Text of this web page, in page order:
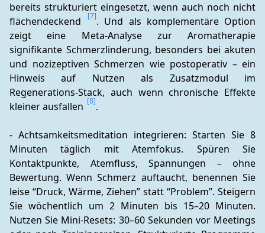
bereits strukturiert eingesetzt, wenn auch noch nicht
flächendeckend
[7]. Und als komplementäre Option
zeigt eine Meta-Analyse zur Aromatherapie
signifikante Schmerzlinderung, besonders bei akuten
und nozizeptiven Schmerzen wie postoperativ – ein
Hinweis auf Nutzen als Zusatzmodul im
Regenerations-Stack, auch wenn chronische Effekte
kleiner ausfallen [8].
- Achtsamkeitsmeditation integrieren: Starten Sie 8
Minuten täglich mit Atemfokus. Spüren Sie
Kontaktpunkte, Atemfluss, Spannungen – ohne
Bewertung. Wenn Schmerz auftaucht, benennen Sie
leise “Druck, Wärme, Ziehen” statt “Problem”. Steigern
Sie wöchentlich um 2 Minuten bis 15–20 Minuten.
Nutzen Sie Mini-Resets: 30–60 Sekunden vor Meetings